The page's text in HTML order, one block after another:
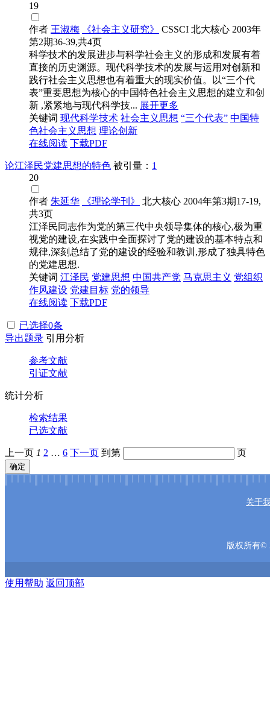
19
作者 王淑梅 《社会主义研究》 CSSCI 北大核心 2003年
第2期36-39,共4页
科学技术的发展进步与科学社会主义的形成和发展有着
直接的历史渊源。现代科学技术的发展与运用对创新和
践行社会主义思想也有着重大的现实价值。以“三个代
表”重要思想为核心的中国特色社会主义思想的建立和创
新 ,紧紧地与现代科学技... 展开更多
关键词 现代科学技术 社会主义思想 “三个代表” 中国特
色社会主义思想 理论创新
在线阅读 下载PDF
论江泽民党建思想的特色 被引量： 1
20
作者 朱延华 《理论学刊》 北大核心 2004年第3期17-19,
共3页
江泽民同志作为党的第三代中央领导集体的核心,极为重
视党的建设,在实践中全面探讨了党的建设的基本特点和
规律,深刻总结了党的建设的经验和教训,形成了独具特色
的党建思想.
关键词 江泽民 党建思想 中国共产党 马克思主义 党组织
作风建设 党建目标 党的领导
在线阅读 下载PDF
已选择0条
导出题录 引用分析
参考文献
引证文献
统计分析
检索结果
已选文献
上一页 1 2 … 6 下一页 到第 页
确定
关于
版权所有©
使用帮助 返回顶部